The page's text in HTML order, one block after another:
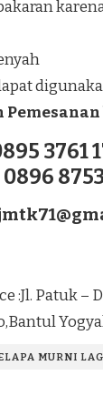
3761
0896
:Jl. Patuk –
MURNI